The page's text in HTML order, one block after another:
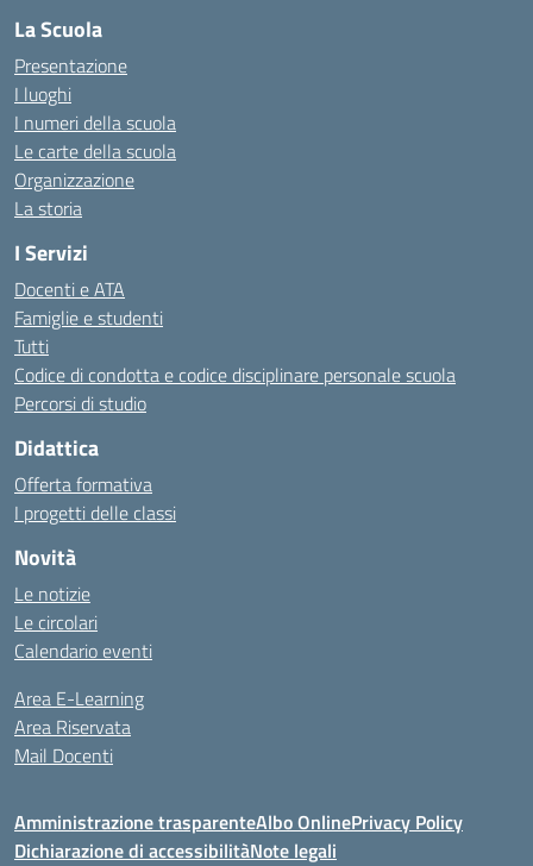
La Scuola
Presentazione
I luoghi
I numeri della scuola
Le carte della scuola
Organizzazione
La storia
I Servizi
Docenti e ATA
Famiglie e studenti
Tutti
Codice di condotta e codice disciplinare personale scuola
Percorsi di studio
Didattica
Offerta formativa
I progetti delle classi
Novità
Le notizie
Le circolari
Calendario eventi
Area E-Learning
Area Riservata
Mail Docenti
Amministrazione trasparenteAlbo OnlinePrivacy Policy
Dichiarazione di accessibilitàNote legali